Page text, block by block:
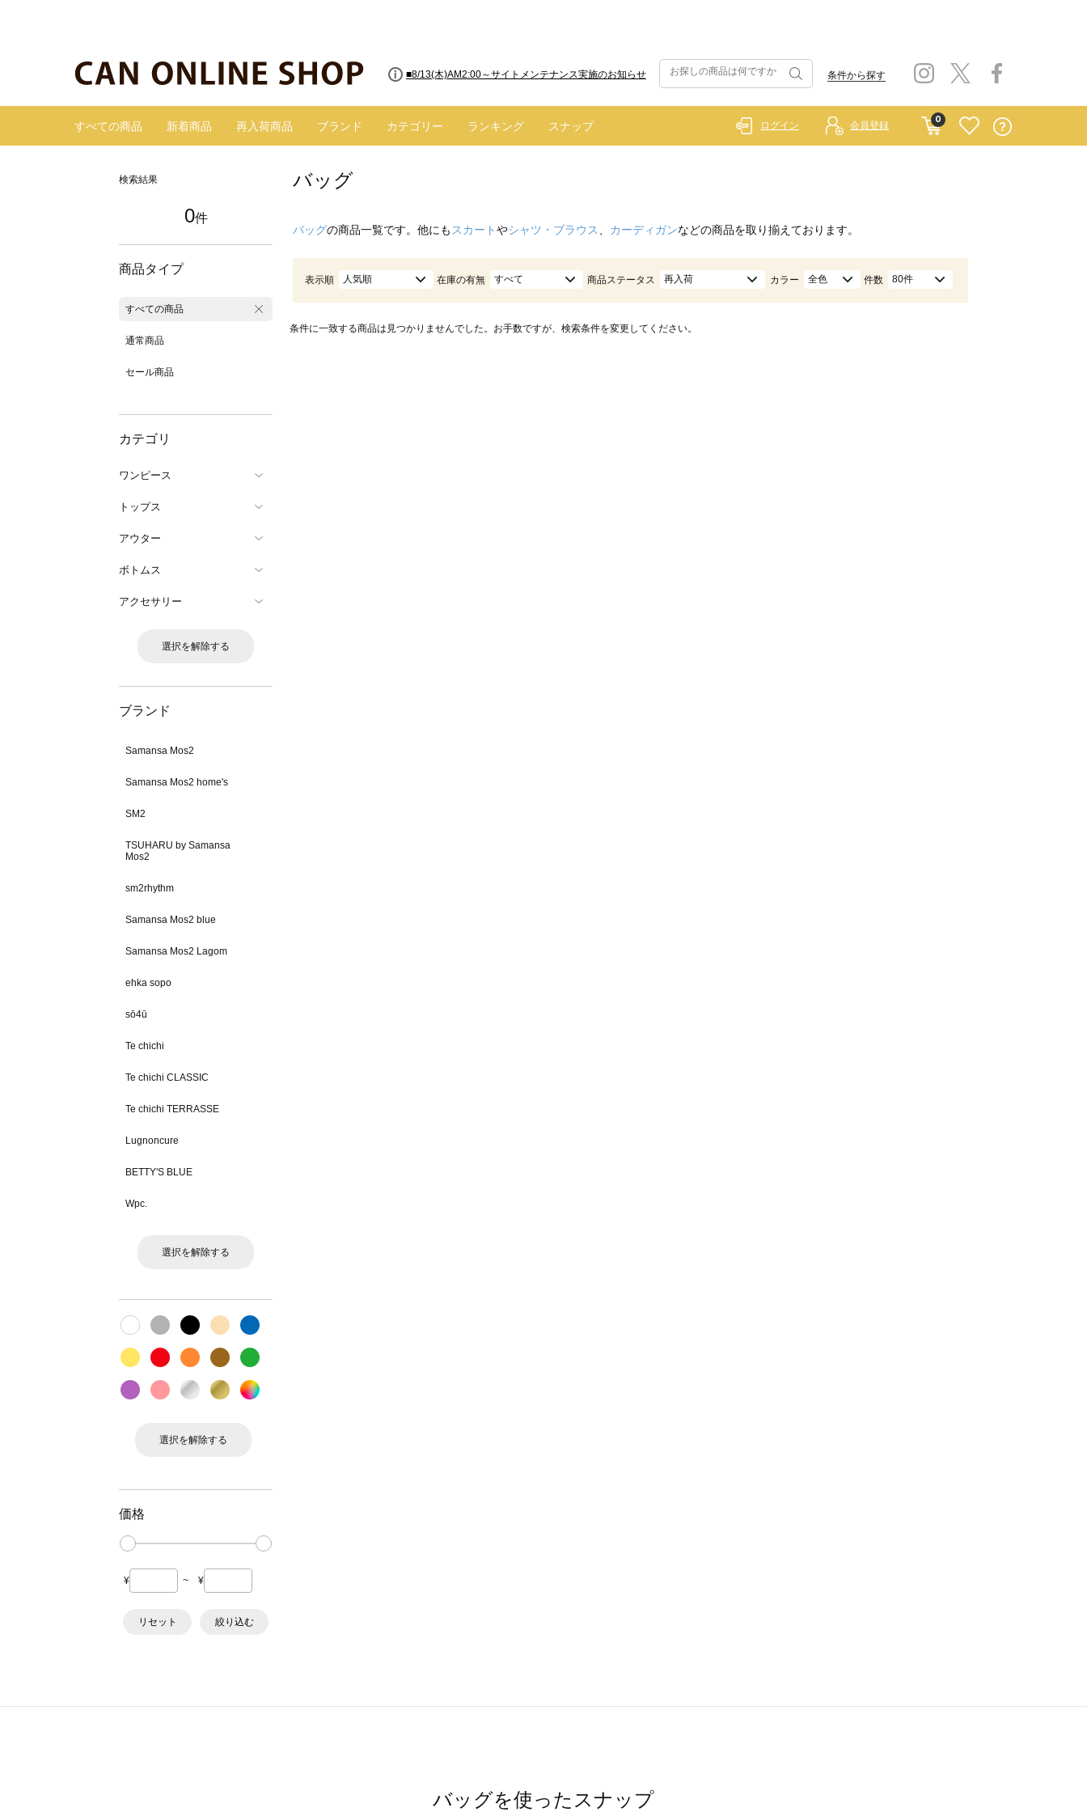
■8/13(木)AM2:00～サイトメンテナンス実施のお知らせ 条件から探す
すべての商品 新着商品 再入荷商品 ブランド カテゴリー ランキング スナップ
0
ログイン 会員登録
検索結果
0件
商品タイプ
すべての商品
通常商品
セール商品
カテゴリ
ワンピース
トップス
アウター
ボトムス
アクセサリー
選択を解除する
ブランド
Samansa Mos2
Samansa Mos2 home's
SM2
TSUHARU by Samansa
Mos2
sm2rhythm
Samansa Mos2 blue
Samansa Mos2 Lagom
ehka sopo
sō4ū
Te chichi
Te chichi CLASSIC
Te chichi TERRASSE
Lugnoncure
BETTY'S BLUE
Wpc.
選択を解除する
選択を解除する
価格
¥ ~ ¥
リセット 絞り込む
バッグ
バッグの商品一覧です。他にも スカートやシャツ・ブラウス カーディガンなどの商品を取り揃えております。
表示順 人気順 在庫の有無 すべて 商品ステータス 再入荷 カラー 全色 件数 80件
条件に一致する商品は見つかりませんでした。お手数ですが、検索条件を変更してください。
バッグを使ったスナップ